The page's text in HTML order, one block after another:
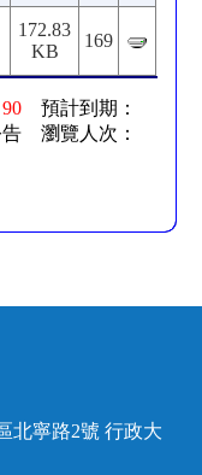
172.83
KB
169
90 預計到期：
瀏覽人次：
北寧路2號 行政大